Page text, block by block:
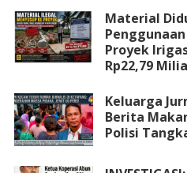
Material
Proyek
Rp22,79
Keluarga
Berita
Polisi